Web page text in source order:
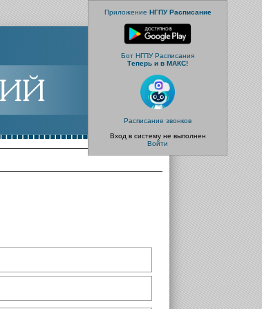
Приложение НГПУ Расписание
Бот НГПУ Расписания
Теперь и в МАКС!
Расписание звонков
Вход в систему не выполнен
Войти